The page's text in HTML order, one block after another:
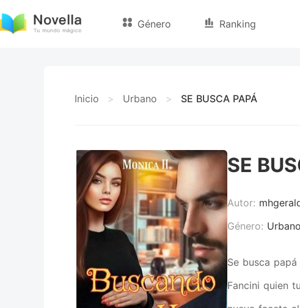
Género Ranking
Inicio > Urbano > SE BUSCA PAPÁ
SE
Autor:
Género: Urbano
Se busca
Fancini quien